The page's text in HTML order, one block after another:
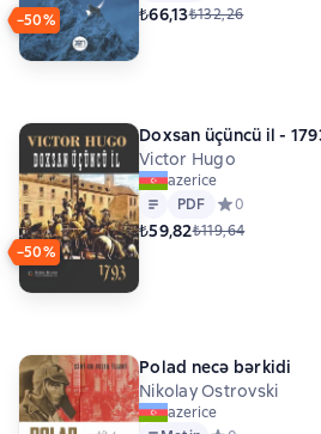
−50% ₺66,13₺132,26
−50%
Doxsan üçüncü il -
Victor Hugo
azerice
Metin
PDF
PDF Средний
0
₺59,82₺119,64
Polad necə bərkidi
Nikolay Ostrovski
azerice